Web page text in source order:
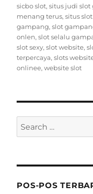
sicbo slot,situs judi slot
menang terus,situs
gampang,slot
onlen,slot selalu
slot sexy,slot website,
terpercaya,slots
onlinee,website slot
Search
for:
POS-POS